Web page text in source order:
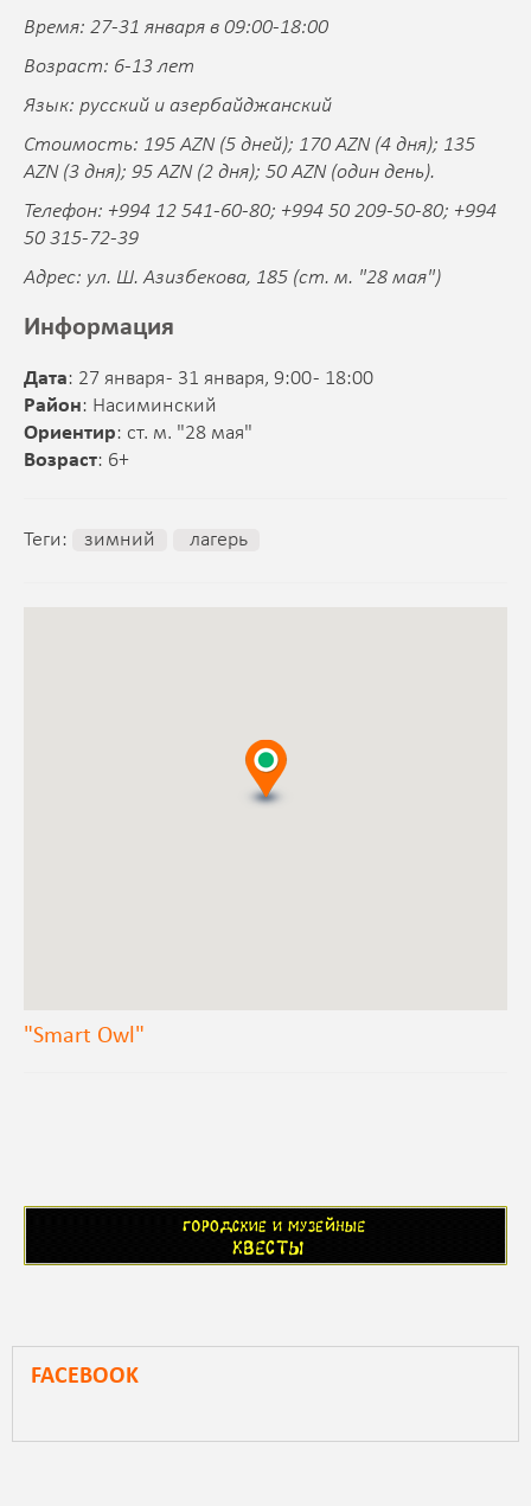
Время: 27-31 января в 09:00-18:00
Возраст: 6-13 лет
Язык: русский и азербайджанский
Стоимость: 195 AZN (5 дней); 170 AZN (4 дня); 135
AZN (3 дня); 95 AZN (2 дня); 50 AZN (один день).
Телефон: +994 12 541-60-80; +994 50 209-50-80; +994
50 315-72-39
Адрес: ул. Ш. Азизбекова, 185 (ст. м. "28 мая")
Информация
Дата: 27 января - 31 января, 9:00 - 18:00
Район: Насиминский
Ориентир: ст. м. "28 мая"
Возраст: 6+
Теги: зимний лагерь
"Smart Owl"
FACEBOOK